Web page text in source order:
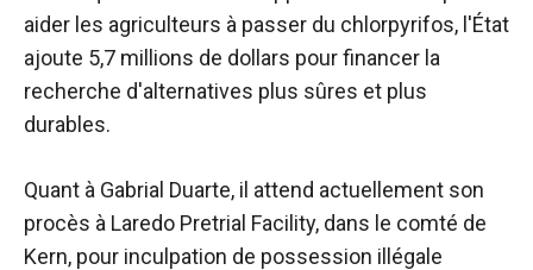
aider les agriculteurs à passer du chlorpyrifos, l'État
ajoute 5,7 millions de dollars pour financer la
recherche d'alternatives plus sûres et plus
durables.
Quant à Gabrial Duarte, il attend actuellement son
procès à Laredo Pretrial Facility, dans le comté de
Kern, pour inculpation de possession illégale